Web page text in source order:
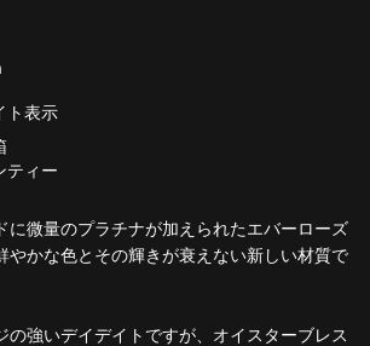
ト表示
ティー
に微量のプラチナが加えられたエバーローズ
やかな色とその輝きが衰えない新しい材質で
の強いデイデイトですが、オイスターブレス